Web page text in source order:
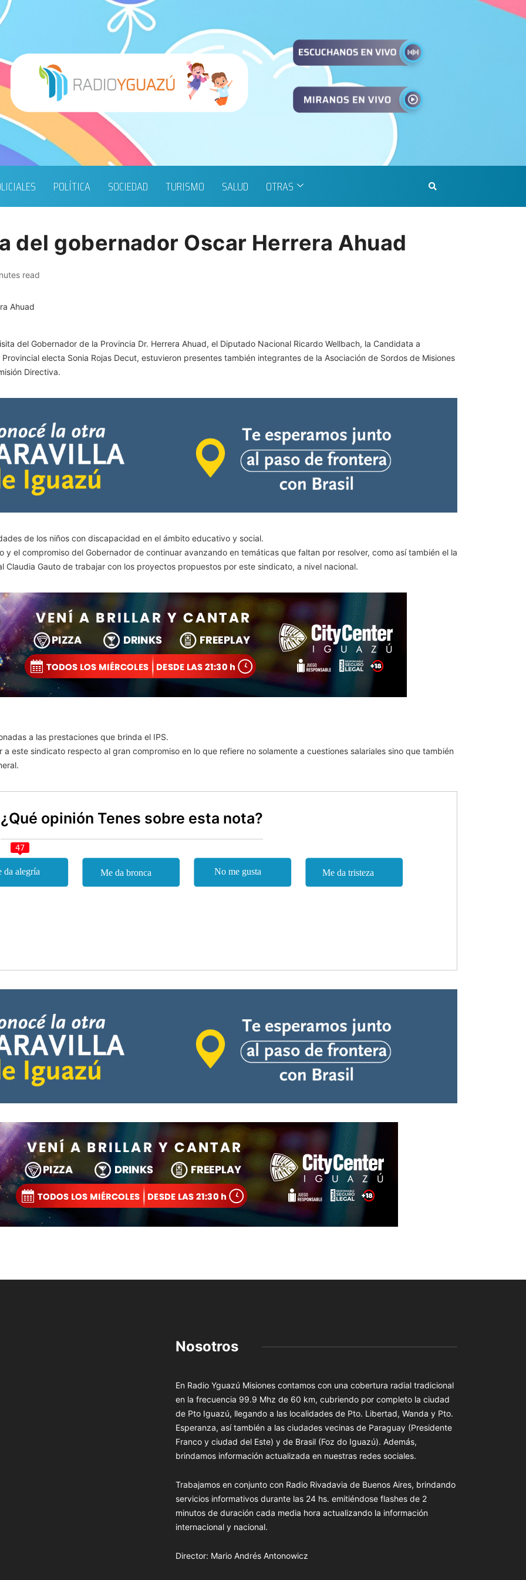
POLÍTICA SOCIEDAD TURISMO SALUD OTRAS
del gobernador Oscar Herrera Ahuad
read
del Gobernador de la Provincia Dr. Herrera Ahuad, el Diputado Nacional Ricardo Wellbach, la Candidata a
electa Sonia Rojas Decut, estuvieron presentes también integrantes de la Asociación de Sordos de Misiones
Directiva.
de los niños con discapacidad en el ámbito educativo y social.
el compromiso del Gobernador de continuar avanzando en temáticas que faltan por resolver, como así también el la
Gauto de trabajar con los proyectos propuestos por este sindicato, a nivel nacional.
a las prestaciones que brinda el IPS.
este sindicato respecto al gran compromiso en lo que refiere no solamente a cuestiones salariales sino que también
¿Qué opinión Tenes sobre esta nota?
47
Nosotros
En Radio Yguazú Misiones contamos con una cobertura radial tradicional
en la frecuencia 99.9 Mhz de 60 km, cubriendo por completo la ciudad
de Pto Iguazú, llegando a las localidades de Pto. Libertad, Wanda y Pto.
Esperanza, así también a las ciudades vecinas de Paraguay (Presidente
Franco y ciudad del Este) y de Brasil (Foz do Iguazú). Además,
brindamos información actualizada en nuestras redes sociales.
Trabajamos en conjunto con Radio Rivadavia de Buenos Aires, brindando
servicios informativos durante las 24 hs. emitiéndose flashes de 2
minutos de duración cada media hora actualizando la información
internacional y nacional.
Director: Mario Andrés Antonowicz